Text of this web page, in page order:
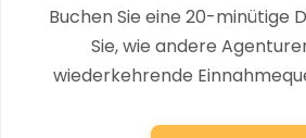
Buchen Sie eine 20-minütige
Sie, wie andere
wiederkehrende